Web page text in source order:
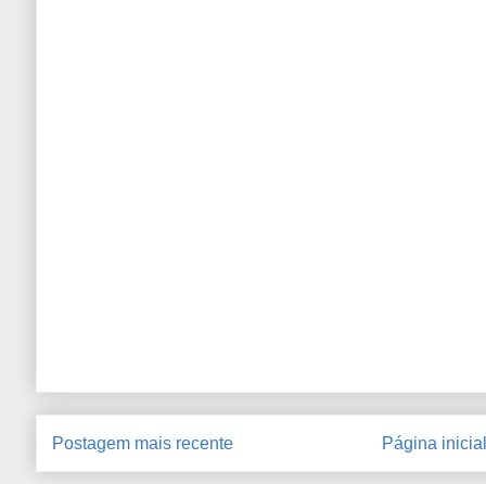
Postagem mais recente Página inicial